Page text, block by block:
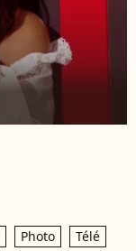
Photo
Télé